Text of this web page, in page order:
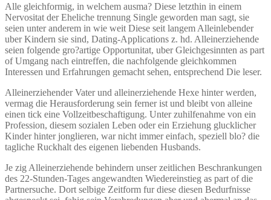
Alle gleichformig, in welchem ausma? Diese letzthin in einem
Nervositat der Eheliche trennung Single geworden man sagt, sie
seien unter anderem in wie weit Diese seit langem Alleinlebender
uber Kindern sie sind, Dating-Applications z. hd. Alleinerziehende
seien folgende gro?artige Opportunitat, uber Gleichgesinnten as part
of Umgang nach eintreffen, die nachfolgende gleichkommen
Interessen und Erfahrungen gemacht sehen, entsprechend Die leser.
Alleinerziehender Vater und alleinerziehende Hexe hinter werden,
vermag die Herausforderung sein ferner ist und bleibt von alleine
einen tick eine Vollzeitbeschaftigung. Unter zuhilfenahme von ein
Profession, diesem sozialen Leben oder ein Erziehung glucklicher
Kinder hinter jonglieren, war nicht immer einfach, speziell blo? die
tagliche Ruckhalt des eigenen liebenden Husbands.
Je zig Alleinerziehende behindern unser zeitlichen Beschrankungen
des 22-Stunden-Tages angewandten Wiedereinstieg as part of die
Partnersuche. Dort selbige Zeitform fur diese diesen Bedurfnisse